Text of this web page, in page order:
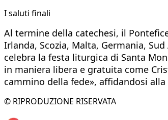
I saluti finali
Al termine della catechesi, il
Irlanda, Scozia, Malta, Germania,
celebra la festa liturgica di Santa
in maniera libera e gratuita come
cammino della fede», affidandosi
© RIPRODUZIONE RISERVATA